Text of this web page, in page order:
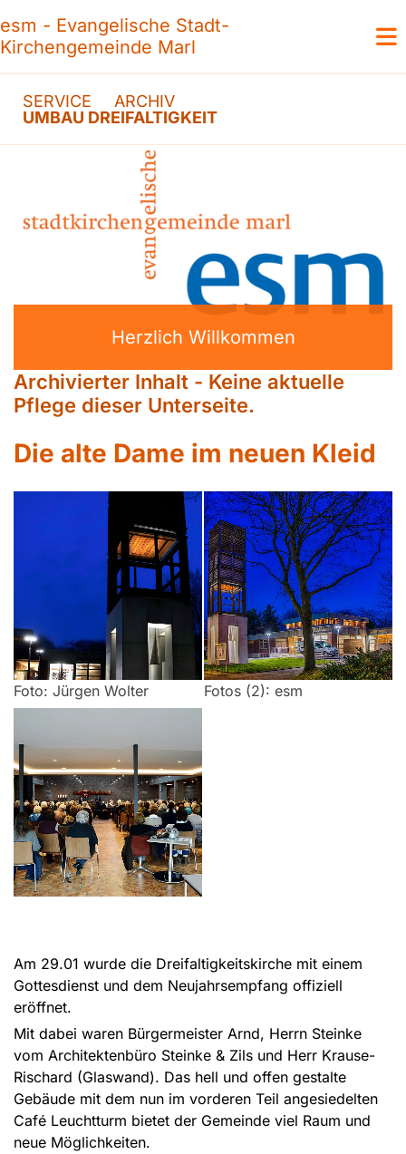
esm - Evangelische Stadt-
Kirchengemeinde Marl
SERVICE
ARCHIV
UMBAU DREIFALTIGKEIT
Herzlich Willkommen
Archivierter Inhalt - Keine aktuelle
Pflege dieser Unterseite.
Die alte Dame im neuen Kleid
Foto: Jürgen Wolter Fotos (2): esm
Am 29.01 wurde die Dreifaltigkeitskirche mit einem
Gottesdienst und dem Neujahrsempfang offiziell
eröffnet.
Mit dabei waren Bürgermeister Arnd, Herrn Steinke
vom Architektenbüro Steinke & Zils und Herr Krause-
Rischard (Glaswand). Das hell und offen gestalte
Gebäude mit dem nun im vorderen Teil angesiedelten
Café Leuchtturm bietet der Gemeinde viel Raum und
neue Möglichkeiten.